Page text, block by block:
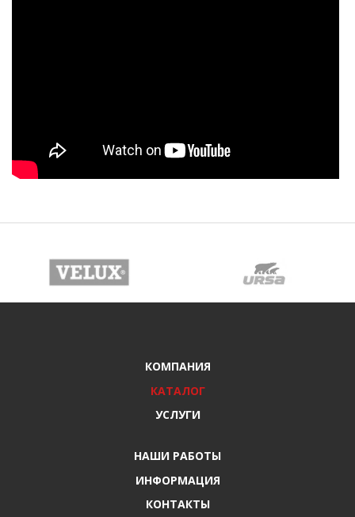
КОМПАНИЯ
КАТАЛОГ
УСЛУГИ
НАШИ РАБОТЫ
ИНФОРМАЦИЯ
КОНТАКТЫ